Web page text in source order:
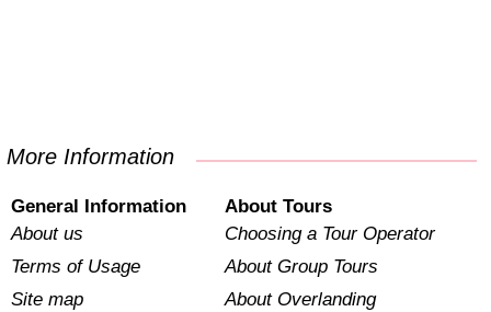
More Information
General Information
About us
Terms of Usage
Site map
About Tours
Choosing a Tour Operator
About Group Tours
About Overlanding